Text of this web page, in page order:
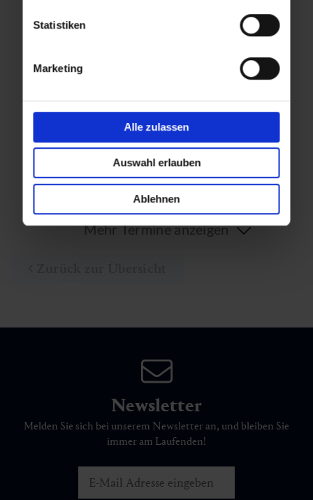
Statistiken
Marketing
Alle zulassen
Auswahl erlauben
Ablehnen
Sa,
15:00
So,
15:00
Mehr Termine anzeigen
Newsletter
Melden Sie sich bei unserem Newsletter an, und bleiben Sie
immer am Laufenden!